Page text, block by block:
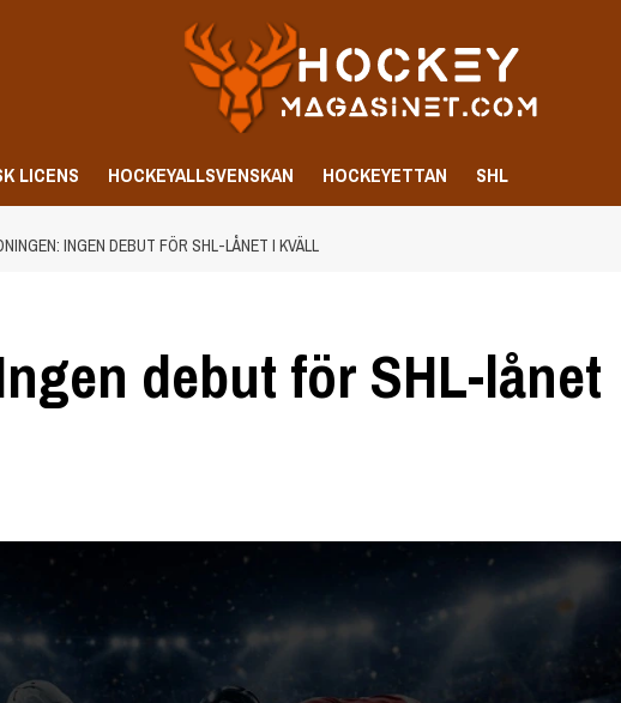
LICENS HOCKEYALLSVENSKAN HOCKEYETTAN SHL
INGEN DEBUT FÖR SHL-LÅNET I KVÄLL
debut för SHL-lånet